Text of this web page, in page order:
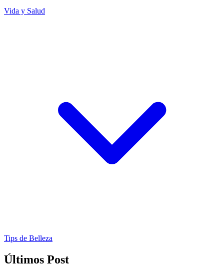
Vida y Salud
Tips de Belleza
Últimos Post